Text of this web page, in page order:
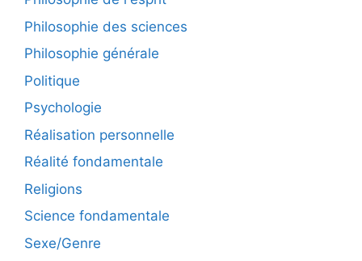
Philosophie des sciences
Philosophie générale
Politique
Psychologie
Réalisation personnelle
Réalité fondamentale
Religions
Science fondamentale
Sexe/Genre